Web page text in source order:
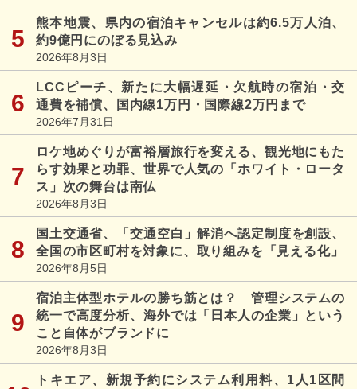
熊本地震、県内の宿泊キャンセルは約6.5万人泊、
約9億円にのぼる見込み
2026年8月3日
LCCピーチ、新たに大幅遅延・欠航時の宿泊・交
通費を補償、国内線1万円・国際線2万円まで
2026年7月31日
ロケ地めぐりが富裕層旅行を変える、観光地にもた
らす効果と功罪、世界で人気の「ホワイト・ロータ
ス」次の舞台は南仏
2026年8月3日
国土交通省、「交通空白」解消へ認定制度を創設、
全国の市区町村を対象に、取り組みを「見える化」
2026年8月5日
宿泊主体型ホテルの勝ち筋とは？ 管理システムの
統一で高度分析、海外では「日本人の企業」という
こと自体がブランドに
2026年8月3日
トキエア、新規予約にシステム利用料、1人1区間